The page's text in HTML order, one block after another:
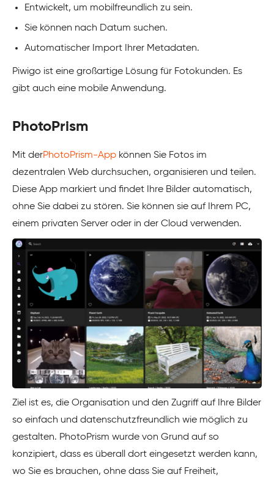
Entwickelt, um mobilfreundlich zu sein.
Sie können nach Datum suchen.
Automatischer Import Ihrer Metadaten.
Piwigo ist eine großartige Lösung für Fotokunden. Es
gibt auch eine mobile Anwendung.
PhotoPrism
Mit derPhotoPrism-App können Sie Fotos im
dezentralen Web durchsuchen, organisieren und teilen.
Diese App markiert und findet Ihre Bilder automatisch,
ohne Sie dabei zu stören. Sie können sie auf Ihrem PC,
einem privaten Server oder in der Cloud verwenden.
Ziel ist es, die Organisation und den Zugriff auf Ihre Bilder
so einfach und datenschutzfreundlich wie möglich zu
gestalten. PhotoPrism wurde von Grund auf so
konzipiert, dass es überall dort eingesetzt werden kann,
wo Sie es brauchen, ohne dass Sie auf Freiheit,